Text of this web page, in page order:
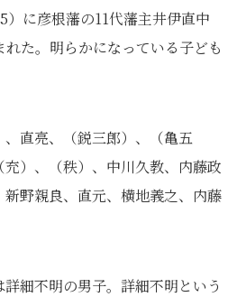
）に彦根藩の11代藩主井伊直中
た。明らかになっている子ども
直亮、（鋭三郎）、（亀五
）、（秩）、中川久教、内藤政
野親良、直元、横地義之、内藤
細不明の男子。詳細不明という